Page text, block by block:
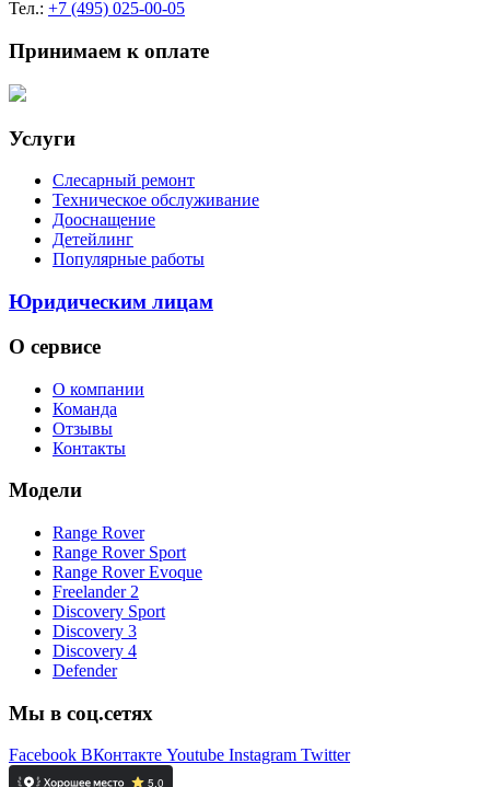
Тел.: +7 (495) 025-00-05
Принимаем к оплате
Услуги
Слесарный ремонт
Техническое обслуживание
Дооснащение
Детейлинг
Популярные работы
Юридическим лицам
О сервисе
О компании
Команда
Отзывы
Контакты
Модели
Range Rover
Range Rover Sport
Range Rover Evoque
Freelander 2
Discovery Sport
Discovery 3
Discovery 4
Defender
Мы в соц.сетях
Facebook ВКонтакте Youtube Instagram Twitter